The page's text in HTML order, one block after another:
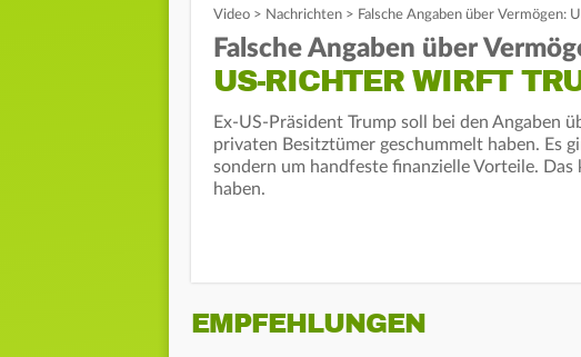
Video > Nachrichten > Falsche Angaben über Vermögen:
Falsche Angaben über
US-RICHTER WIRFT
Ex-US-Präsident Trump soll bei den Angaben
privaten Besitztümer geschummelt haben. Es
sondern um handfeste finanzielle Vorteile.
haben.
EMPFEHLUNGEN